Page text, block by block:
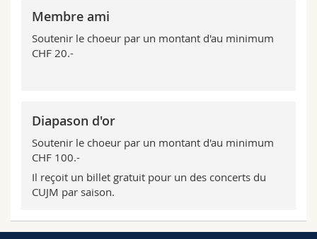
MyUnifr
Membre ami
Soutenir le choeur par un montant d'au minimum
CHF 20.-
Diapason d'or
Soutenir le choeur par un montant d'au minimum
CHF 100.-
Il reçoit un billet gratuit pour un des concerts du
CUJM par saison.